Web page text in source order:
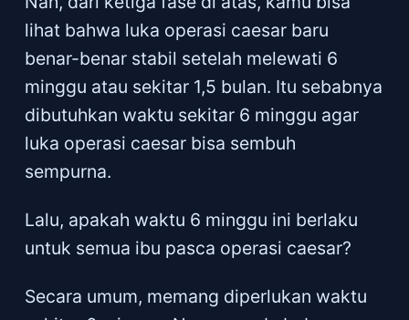
lihat bahwa luka operasi caesar baru
benar-benar stabil setelah melewati 6
minggu atau sekitar 1,5 bulan. Itu sebabnya
dibutuhkan waktu sekitar 6 minggu agar
luka operasi caesar bisa sembuh
sempurna.
Lalu, apakah waktu 6 minggu ini berlaku
untuk semua ibu pasca operasi caesar?
Secara umum, memang diperlukan waktu